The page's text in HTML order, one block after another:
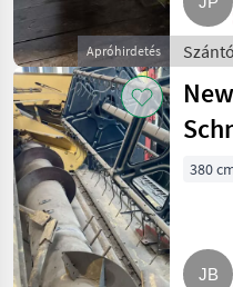
Apróhirdetés
TX-
380